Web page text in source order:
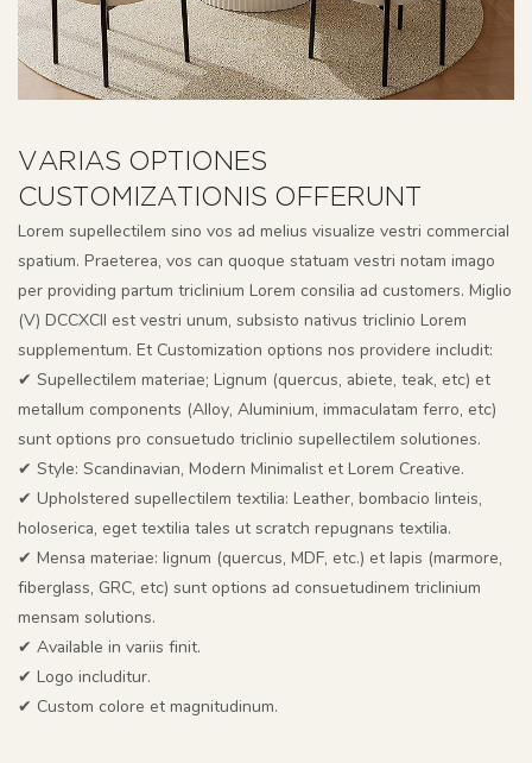
VARIAS OPTIONES
CUSTOMIZATIONIS OFFERUNT
Lorem supellectilem sino vos ad melius visualize vestri commercial
spatium. Praeterea, vos can quoque statuam vestri notam imago
per providing partum triclinium Lorem consilia ad customers. Miglio
(V) DCCXCII est vestri unum, subsisto nativus triclinio Lorem
supplementum. Et Customization options nos providere includit:
✔ Supellectilem materiae; Lignum (quercus, abiete, teak, etc) et
metallum components (Alloy, Aluminium, immaculatam ferro, etc)
sunt options pro consuetudo triclinio supellectilem solutiones.
✔ Style: Scandinavian, Modern Minimalist et Lorem Creative.
✔ Upholstered supellectilem textilia: Leather, bombacio linteis,
holoserica, eget textilia tales ut scratch repugnans textilia.
✔ Mensa materiae: lignum (quercus, MDF, etc.) et lapis (marmore,
fiberglass, GRC, etc) sunt options ad consuetudinem triclinium
mensam solutions.
✔ Available in variis finit.
✔ Logo includitur.
✔ Custom colore et magnitudinum.